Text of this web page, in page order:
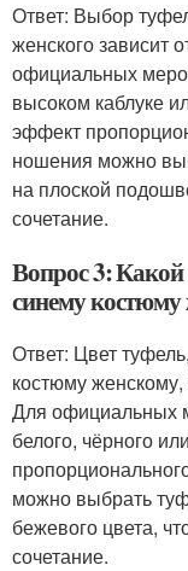
Ответ: Выбор
женского зависит
официальных
высоком каблуке
эффект
ношения можно
на плоской
сочетание.
Вопрос 3: Какой
синему
Ответ: Цвет
костюму
Для официальных
белого, чёрного
можно выбрать
бежевого цвета,
сочетание.